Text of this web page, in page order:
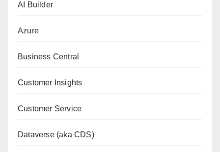
AI Builder
Azure
Business Central
Customer Insights
Customer Service
Dataverse (aka CDS)